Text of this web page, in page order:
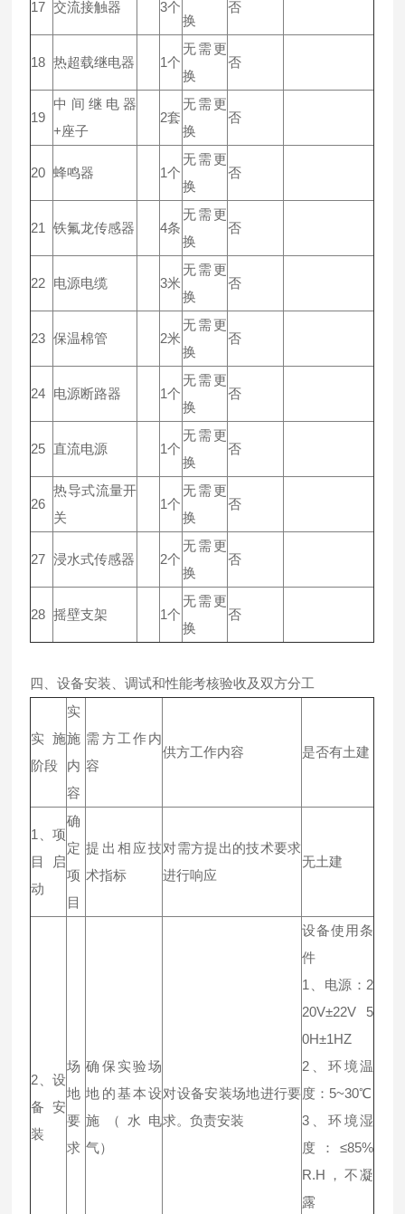
17 交流接触器 3个
换
否
18 热超载继电器 1个
无需更
换
否
19
中间继电器
+座子
2套
无需更
换
否
20 蜂鸣器 1个
无需更
换
否
21 铁氟龙传感器 4条
无需更
换
否
22 电源电缆 3米
无需更
换
否
23 保温棉管 2米
无需更
换
否
24 电源断路器 1个
无需更
换
否
25 直流电源 1个
无需更
换
否
26
热导式流量开
关
1个
无需更
换
否
27 浸水式传感器 2个
无需更
换
否
28 摇壁支架 1个
无需更
换
否
四、设备安装、调试和性能考核验收及双方分工
实施
阶段
实
施
内
容
需方工作内
容
供方工作内容 是否有土建
1、项
目启
动
确
定
项
目
提出相应技
术指标
对需方提出的技术要求
进行响应
无土建
2、设
备安
装
场
地
要
求
确保实验场
地的基本设
施（水电
气）
对设备安装场地进行要
求。负责安装
设备使用条
件
1、电源：2
20V±22V 5
0H±1HZ
2、环境温
度：5~30℃
3、环境湿
度：≤85%
R.H，不凝
露